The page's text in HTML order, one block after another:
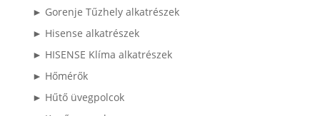
► Gorenje Tűzhely alkatrészek
► Hisense alkatrészek
► HISENSE Klíma alkatrészek
► Hőmérők
► Hűtő üvegpolcok